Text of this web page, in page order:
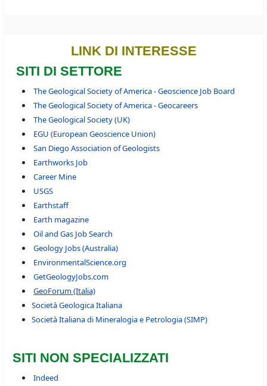
LINK DI INTERESSE
SITI DI SETTORE
The Geological Society of America - Geoscience Job Board
The Geological Society of America - Geocareers
The Geological Society (UK)
EGU (European Geoscience Union)
San Diego Association of Geologists
Earthworks Job
Career Mine
USGS
Earthstaff
Earth magazine
Oil and Gas Job Search
Geology Jobs (Australia)
EnvironmentalScience.org
GetGeologyJobs.com
GeoForum (Italia)
Società Geologica Italiana
Società Italiana di Mineralogia e Petrologia (SIMP)
SITI NON SPECIALIZZATI
Indeed